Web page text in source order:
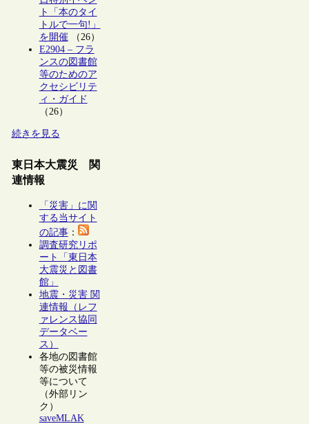
ト「本のタイ
トルで一句!」
を開催（26）
E2904 – フラ
ンスの図書館
等のためのア
クセシビリテ
ィ・ガイド
（26）
続きを見る
東日本大震災 関
連情報
「災害」に関
する当サイト
の記事：
調査研究リポ
ート「東日本
大震災と図書
館」
地震・災害 関
連情報（レフ
ァレンス協同
データベー
ス）
各地の図書館
等の被災情報
等について
（外部リン
ク）
saveMLAK